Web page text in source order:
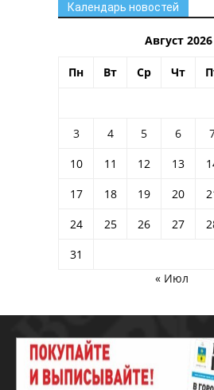
Календарь новостей
Август 2026
Пн Вт Ср Чт
3
4 5 6
10
11 12 13
17
18 19 20
24
25 26 27
31
« Июл